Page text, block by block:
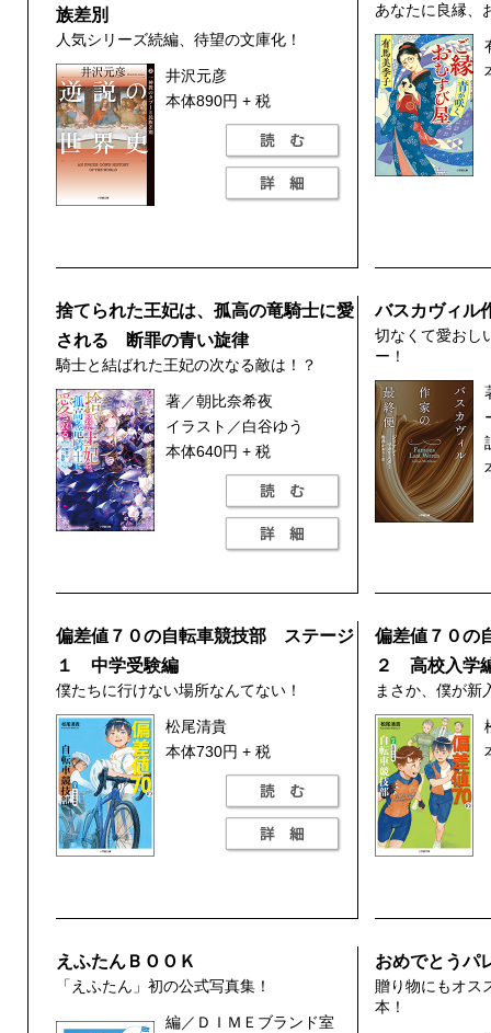
族差別
人気シリーズ続編、待望の文庫化！
井沢元彦
本体890円 + 税
あなたに良縁、
捨てられた王妃は、孤高の竜騎士に愛
される 断罪の青い旋律
騎士と結ばれた王妃の次なる敵は！？
著／朝比奈希夜
イラスト／白谷ゆう
本体640円 + 税
バスカヴィル
切なくて愛おし
ー！
偏差値７０の自転車競技部 ステージ
１ 中学受験編
僕たちに行けない場所なんてない！
松尾清貴
本体730円 + 税
偏差値７０の
２ 高校入学
まさか、僕が新
えふたんＢＯＯＫ
「えふたん」初の公式写真集！
編／ＤＩＭＥブランド室
おめでとうパ
贈り物にもオス
本！